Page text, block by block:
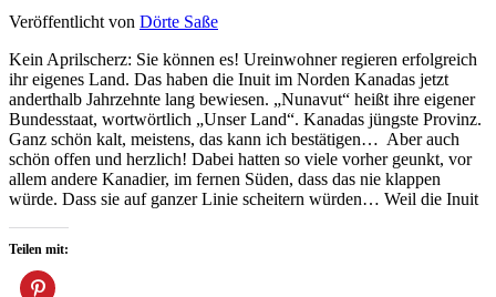
Veröffentlicht von Dörte Saße
Kein Aprilscherz: Sie können es! Ureinwohner regieren erfolgreich
ihr eigenes Land. Das haben die Inuit im Norden Kanadas jetzt
anderthalb Jahrzehnte lang bewiesen. „Nunavut“ heißt ihre eigener
Bundesstaat, wortwörtlich „Unser Land“. Kanadas jüngste Provinz.
Ganz schön kalt, meistens, das kann ich bestätigen… Aber auch
schön offen und herzlich! Dabei hatten so viele vorher geunkt, vor
allem andere Kanadier, im fernen Süden, dass das nie klappen
würde. Dass sie auf ganzer Linie scheitern würden… Weil die Inuit
Teilen mit: